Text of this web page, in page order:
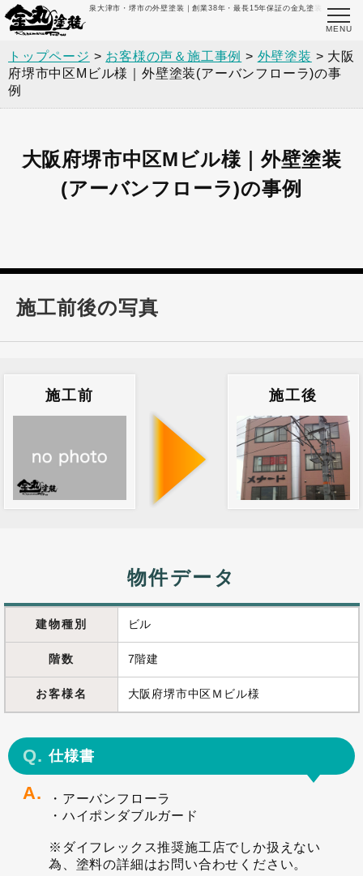
泉大津市・堺市の外壁塗装｜創業38年・最長15年保証の金丸塗装
トップページ > お客様の声＆施工事例 > 外壁塗装 > 大阪
府堺市中区Mビル様｜外壁塗装(アーバンフローラ)の事
例
大阪府堺市中区Mビル様｜外壁塗装
(アーバンフローラ)の事例
施工前後の写真
施工前 施工後
物件データ
建物種別 ビル
階数 7階建
お客様名 大阪府堺市中区Ｍビル様
仕様書
・アーバンフローラ
・ハイポンダブルガード
※ダイフレックス推奨施工店でしか扱えない
為、塗料の詳細はお問い合わせください。